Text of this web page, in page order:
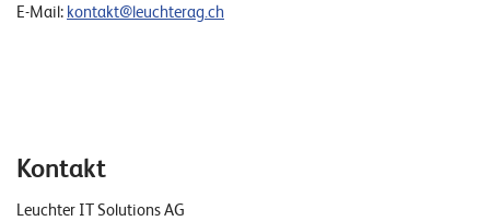
E-Mail: kontakt@leuchterag.ch
Kontakt
Leuchter IT Solutions AG